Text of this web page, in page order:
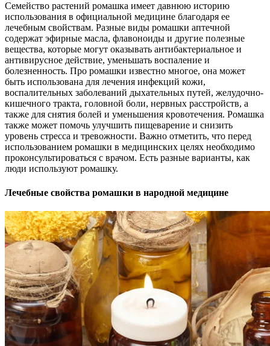
Семейство растений ромашка имеет давнюю историю
использования в официальной медицине благодаря ее
лечебным свойствам. Разные виды ромашки аптечной
содержат эфирные масла, флавоноиды и другие полезные
вещества, которые могут оказывать антибактериальное и
антивирусное действие, уменьшать воспаление и
болезненность. Про ромашки известно многое, она может
быть использована для лечения инфекций кожи,
воспалительных заболеваний дыхательных путей, желудочно-
кишечного тракта, головной боли, нервных расстройств, а
также для снятия болей и уменьшения кровотечения. Ромашка
также может помочь улучшить пищеварение и снизить
уровень стресса и тревожности. Важно отметить, что перед
использованием ромашки в медицинских целях необходимо
проконсультироваться с врачом. Есть разные варианты, как
люди используют ромашку.
Лечебные свойства ромашки в народной медицине